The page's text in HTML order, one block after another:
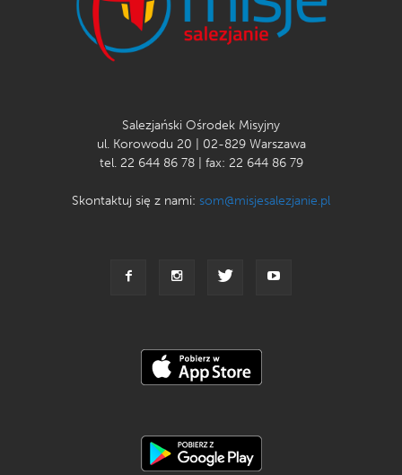
Salezjański Ośrodek Misyjny
ul. Korowodu 20 | 02-829 Warszawa
tel. 22 644 86 78 | fax: 22 644 86 79
Skontaktuj się z nami: som@misjesalezjanie.pl